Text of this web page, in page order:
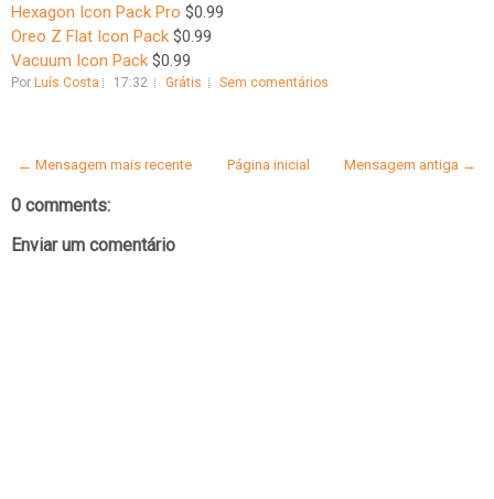
Hexagon Icon Pack Pro $0.99
Oreo Z Flat Icon Pack $0.99
Vacuum Icon Pack $0.99
Por Luís Costa 17:32 Grátis Sem comentários
← Mensagem mais recente Mensagem antiga →
Página inicial
0 comments:
Enviar um comentário